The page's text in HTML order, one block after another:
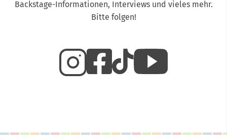
Backstage-Informationen, Interviews und vieles mehr.
Bitte folgen!